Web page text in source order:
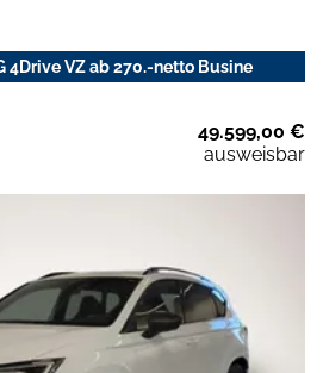
4Drive VZ ab 270.-netto Busine
49.599,00 €
ausweisbar